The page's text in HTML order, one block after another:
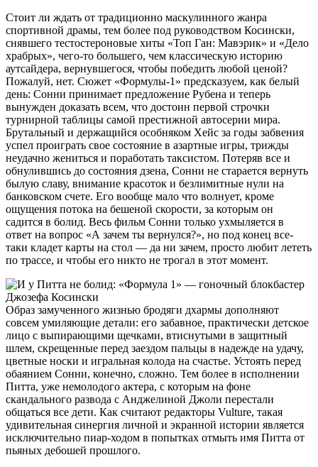
Стоит ли ждать от традиционно маскулинного жанра
спортивной драмы, тем более под руководством Косински,
снявшего тестостероновые хиты «Топ Ган: Мавэрик» и «Дело
храбрых», чего-то большего, чем классическую историю
аутсайдера, вернувшегося, чтобы победить любой ценой?
Пожалуй, нет. Сюжет «Формулы-1» предсказуем, как белый
день: Сонни принимает предложение Рубена и теперь
вынужден доказать всем, что достоин первой строчки
турнирной таблицы самой престижной автосерии мира.
Брутальный и держащийся особняком Хейс за годы забвения
успел проиграть свое состояние в азартные игры, трижды
неудачно жениться и поработать таксистом. Потеряв все и
обнулившись до состояния дзена, Сонни не старается вернуть
былую славу, внимание красоток и безлимитные нули на
банковском счете. Его вообще мало что волнует, кроме
ощущения потока на бешеной скорости, за которым он
садится в болид. Весь фильм Сонни только ухмыляется в
ответ на вопрос «А зачем ты вернулся?», но под конец все-
таки кладет карты на стол — да ни зачем, просто любит лететь
по трассе, и чтобы его никто не трогал в этот момент.
Образ замученного жизнью бродяги дхармы дополняют
совсем умиляющие детали: его забавное, практически детское
лицо с выпирающими щечками, втиснутыми в защитный
шлем, скрещенные перед заездом пальцы в надежде на удачу,
цветные носки и игральная колода на счастье. Устоять перед
обаянием Сонни, конечно, сложно. Тем более в исполнении
Питта, уже немолодого актера, с которым на фоне
скандального развода с Анджелиной Джоли перестали
общаться все дети. Как считают редакторы Vulture, такая
удивительная синергия личной и экранной истории является
исключительно пиар-ходом в попытках отмыть имя Питта от
пьяных дебошей прошлого.